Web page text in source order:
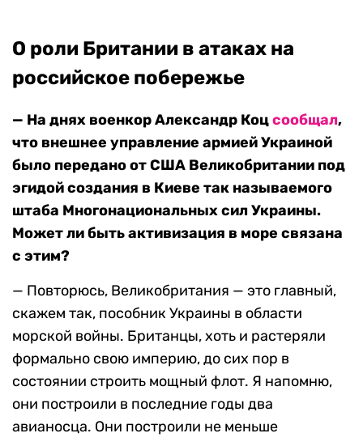
О роли Британии в атаках на
российское побережье
— На днях военкор Александр Коцсообщал,
что внешнее управление армией Украиной
было передано от США Великобритании под
эгидой создания в Киеве так называемого
штаба Многонациональных сил Украины.
Может ли быть активизация в море связана
с этим?
— Повторюсь, Великобритания — это главный,
скажем так, пособник Украины в области
морской войны. Британцы, хоть и растеряли
формально свою империю, до сих пор в
состоянии строить мощный флот. Я напомню,
они построили в последние годы два
авианосца. Они построили не меньше